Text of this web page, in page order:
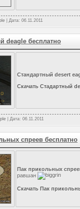
| Дата: 06.11.2011
deagle бесплатно
Стандартный desert
Скачать Стадартный
| Дата: 06.11.2011
спреев бесплатно
Пак прикольных
равшан
Скачать Пак